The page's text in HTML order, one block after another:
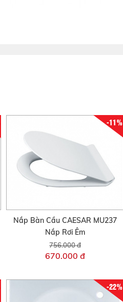
-11%
Nắp Bàn Cầu CAESAR MU237
Nắp Rơi Êm
756.000 đ
670.000 đ
-22%